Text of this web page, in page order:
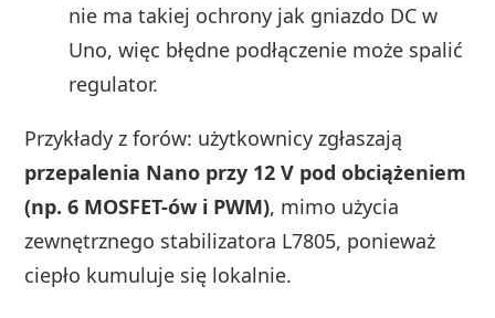
nie ma takiej ochrony jak gniazdo DC w
Uno, więc błędne podłączenie może spalić
regulator.
Przykłady z forów: użytkownicy zgłaszają
przepalenia Nano przy 12 V pod obciążeniem
(np. 6 MOSFET-ów i PWM), mimo użycia
zewnętrznego stabilizatora L7805, ponieważ
ciepło kumuluje się lokalnie.